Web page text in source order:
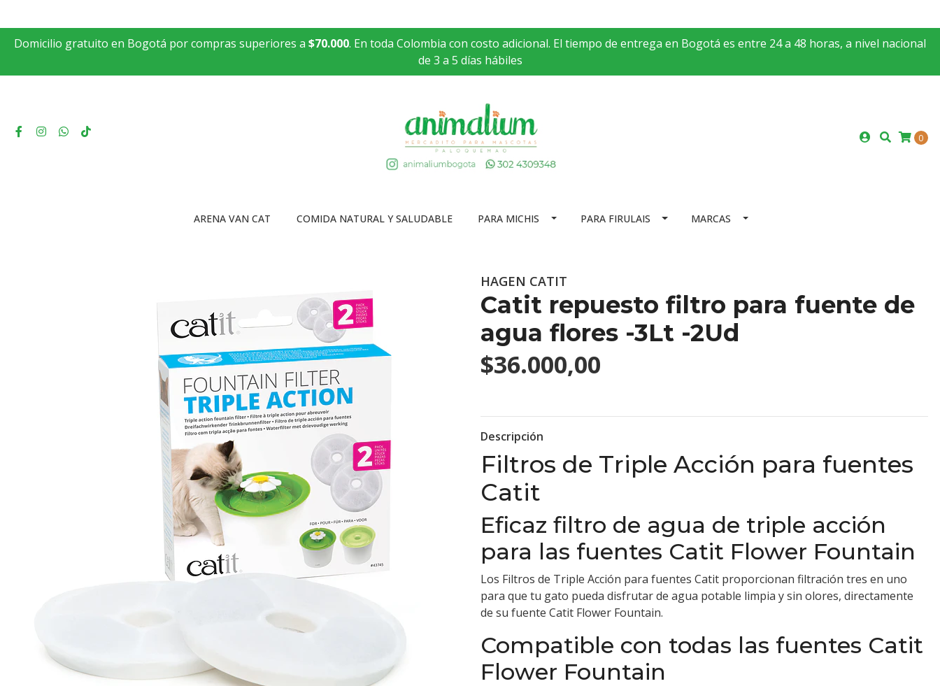
Domicilio gratuito en Bogotá por compras superiores a $70.000. En toda Colombia con costo adicional. El tiempo de entrega en Bogotá es entre 24 a 48 horas, a nivel nacional
de 3 a 5 días hábiles
0
ARENA VAN CAT COMIDA NATURAL Y SALUDABLE PARA MICHIS PARA FIRULAIS MARCAS
HAGEN CATIT
Catit repuesto filtro para fuente de
agua flores -3Lt -2Ud
$36.000,00
Descripción
Filtros de Triple Acción para fuentes
Catit
Eficaz filtro de agua de triple acción
para las fuentes Catit Flower Fountain
Los Filtros de Triple Acción para fuentes Catit proporcionan filtración tres en uno
para que tu gato pueda disfrutar de agua potable limpia y sin olores, directamente
de su fuente Catit Flower Fountain.
Compatible con todas las fuentes Catit
Flower Fountain